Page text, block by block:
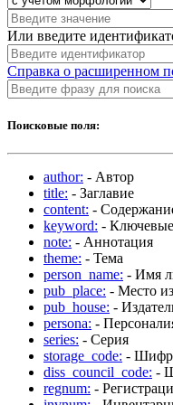
Или введите
Справка о расширенном
Поисковые поля:
author: - Автор
title: - Заглавие
content: -
keyword: - Ключевые
note: - Аннотация
theme: - Тема
person_name: - Имя
pub_place: - Место
pub_house: -
persona: -
series: - Серия
storage_code: - Шифр
diss_council_code: -
regnum: -